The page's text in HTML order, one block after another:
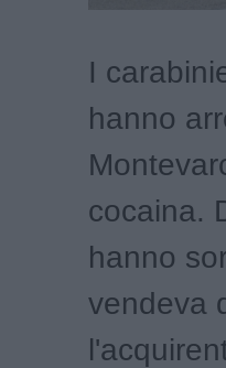
I
hanno
cocaina.
hanno
vendeva